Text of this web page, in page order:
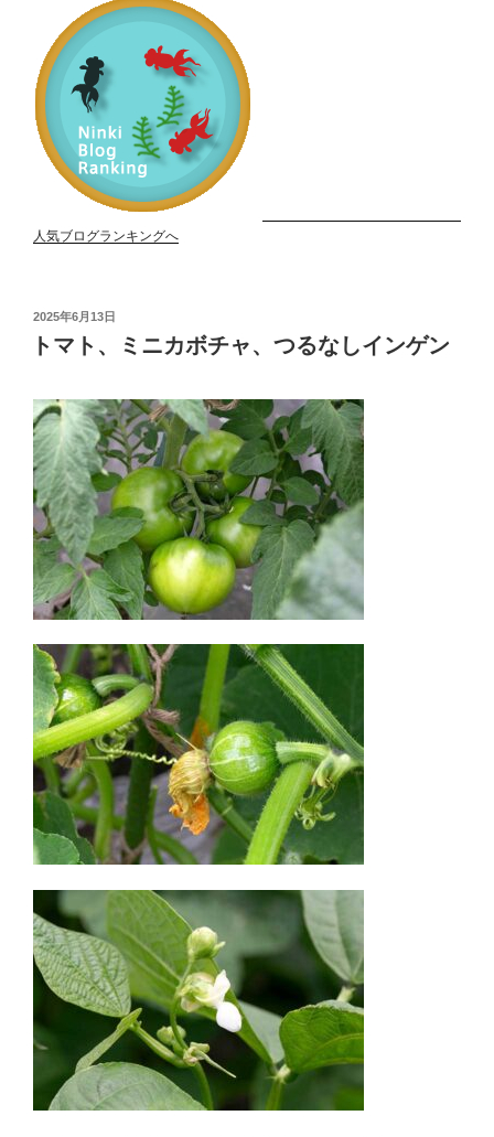
人気ブログランキングへ
投
稿
日:
2025年6月13日
トマト、ミニカボチャ、つるなしインゲン